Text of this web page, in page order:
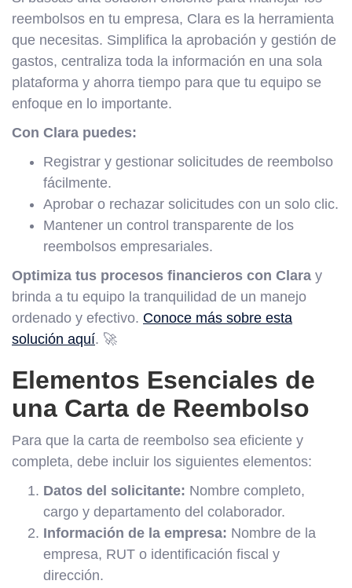
reembolsos en tu empresa, Clara es la herramienta
que necesitas. Simplifica la aprobación y gestión de
gastos, centraliza toda la información en una sola
plataforma y ahorra tiempo para que tu equipo se
enfoque en lo importante.
Con Clara puedes:
Registrar y gestionar solicitudes de reembolso
fácilmente.
Aprobar o rechazar solicitudes con un solo clic.
Mantener un control transparente de los
reembolsos empresariales.
Optimiza tus procesos financieros con Clara y
brinda a tu equipo la tranquilidad de un manejo
ordenado y efectivo. Conoce más sobre esta
solución aquí. 🚀
Elementos Esenciales de
una Carta de Reembolso
Para que la carta de reembolso sea eficiente y
completa, debe incluir los siguientes elementos:
Datos del solicitante: Nombre completo,
cargo y departamento del colaborador.
Información de la empresa: Nombre de la
empresa, RUT o identificación fiscal y
dirección.